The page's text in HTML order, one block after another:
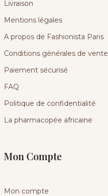
Livraison
Mentions légales
A propos de Fashionista Paris
Conditions générales de vente
Paiement sécurisé
FAQ
Politique de confidentialité
La pharmacopée africaine
Mon Compte
Mon compte